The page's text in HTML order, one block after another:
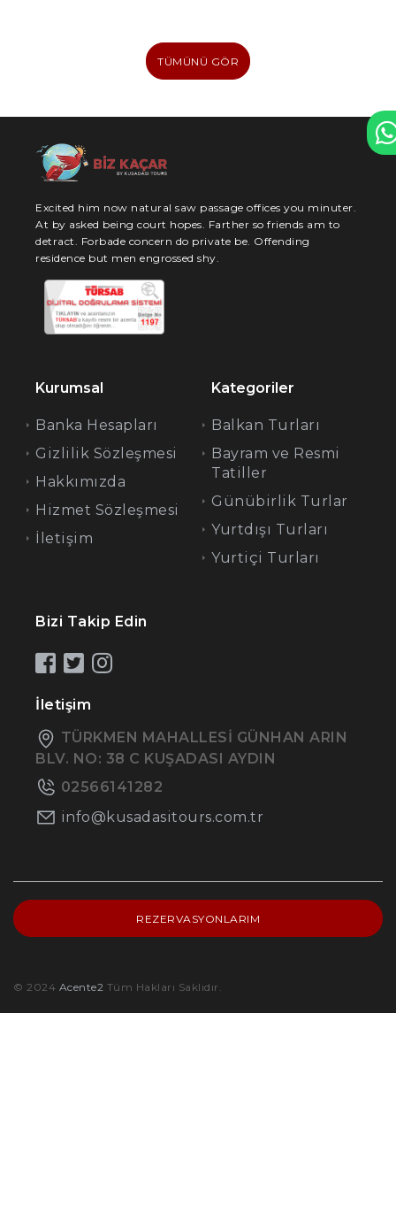
TÜMÜNÜ GÖR
Excited him now natural saw passage offices you minuter.
At by asked being court hopes. Farther so friends am to
detract. Forbade concern do private be. Offending
residence but men engrossed shy.
Kurumsal
Banka Hesapları
Gizlilik Sözleşmesi
Hakkımızda
Hizmet Sözleşmesi
İletişim
Kategoriler
Balkan Turları
Bayram ve Resmi
Tatiller
Günübirlik Turlar
Yurtdışı Turları
Yurtiçi Turları
Bizi Takip Edin
İletişim
TÜRKMEN MAHALLESİ GÜNHAN ARIN
BLV. NO: 38 C KUŞADASI AYDIN
02566141282
info@kusadasitours.com.tr
REZERVASYONLARIM
© 2024 Acente2 Tüm Hakları Saklıdır.